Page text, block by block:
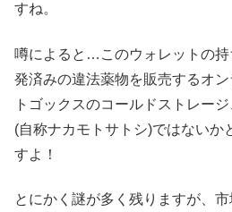
すね。
噂によると…このウォレットの
発済みの違法薬物を販売するオ
トゴックスのコールドストレー
(自称ナカモトサトシ)ではないか
すよ！
とにかく謎が多く残りますが、